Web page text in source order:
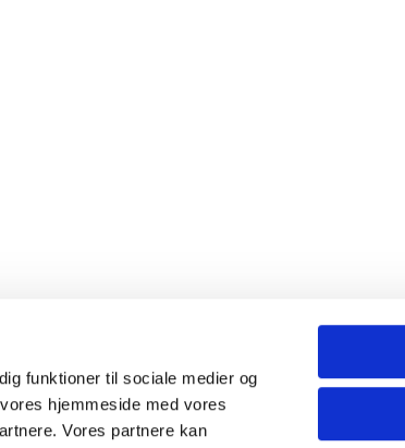
funktioner til sociale medier og
hjemmeside med vores
Vores partnere kan